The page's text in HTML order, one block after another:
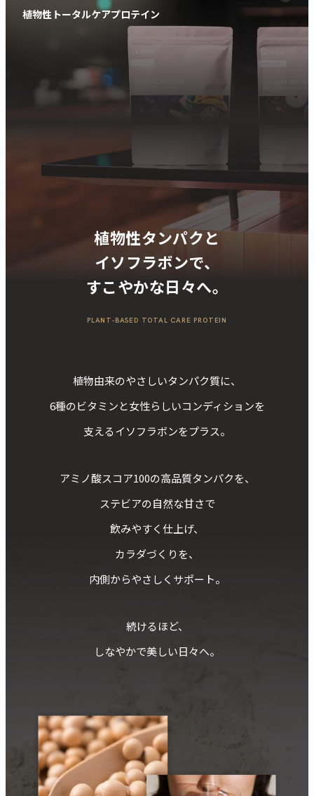
植物性トータルケアプロテイン
植物性タンパクと
イソフラボンで、
すこやかな日々へ。
PLANT-BASED TOTAL CARE PROTEIN
植物由来のやさしいタンパク質に、
6種のビタミンと女性らしいコンディションを
支えるイソフラボンをプラス。
アミノ酸スコア100の高品質タンパクを、
ステビアの自然な甘さで
飲みやすく仕上げ、
カラダづくりを、
内側からやさしくサポート。
続けるほど、
しなやかで美しい日々へ。